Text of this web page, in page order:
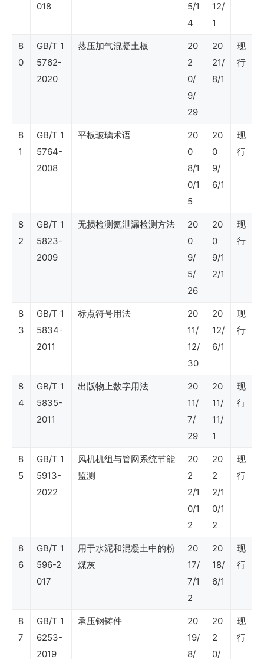
Shell
DEPs
石
油
准
018
5/1
4
12/
1
8
0
GB/T 1
5762-
2020
蒸压加气混凝土板
20
2
0/
9/
29
20
21/
8/1
现
行
8
1
GB/T 1
5764-
2008
平板玻璃术语
20
0
8/1
0/1
5
20
0
9/
6/1
现
行
8
2
GB/T 1
5823-
2009
无损检测氦泄漏检测方法
20
0
9/
5/
26
20
0
9/1
2/1
现
行
8
3
GB/T 1
5834-
2011
标点符号用法
20
11/
12/
30
20
12/
6/1
现
行
8
4
GB/T 1
5835-
2011
出版物上数字用法
20
11/
7/
29
20
11/
11/
1
现
行
8
5
GB/T 1
5913-
2022
风机机组与管网系统节能
监测
20
2
2/1
0/1
2
20
2
2/1
0/1
2
现
行
8
6
GB/T 1
596-2
017
用于水泥和混凝土中的粉
煤灰
20
17/
7/1
2
20
18/
6/1
现
行
8
7
GB/T 1
6253-
2019
承压钢铸件
20
19/
8/
20
2
0/
现
行